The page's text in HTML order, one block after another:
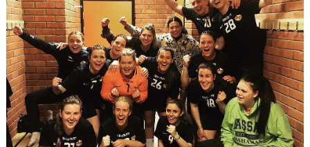
FÖRENINGEN
PROFILGUIDE
HITTA HIT!
INFORMATION TILL LEDARE
BILDARKIV